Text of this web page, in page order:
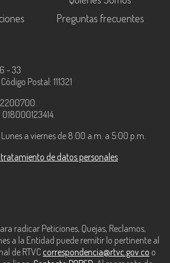
Preguntas frecuentes
- 33
Postal: 111321
Lunes a viernes de 8:00 a.m. a 5:00 p.m.
de datos personales
radicar Peticiones, Quejas, Reclamos,
a la Entidad puede remitir lo pertinente al
de RTVC correspondencia@rtvc.gov.co o